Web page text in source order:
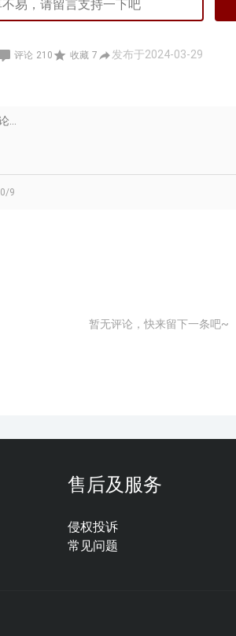
评论 210 收藏 7 发布于2024-03-29
0/9
暂无评论，快来留下一条吧~
售后及服务
侵权投诉
常见问题